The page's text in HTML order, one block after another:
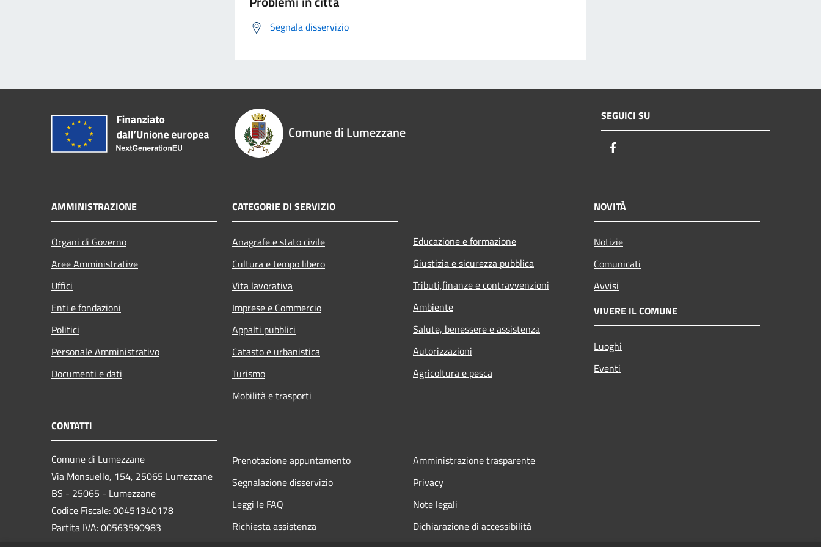
Segnala disservizio
Comune di Lumezzane
SEGUICI SU
AMMINISTRAZIONE
Organi di Governo
Aree Amministrative
Uffici
Enti e fondazioni
Politici
Personale Amministrativo
Documenti e dati
CATEGORIE DI SERVIZIO
Anagrafe e stato civile
Cultura e tempo libero
Vita lavorativa
Imprese e Commercio
Appalti pubblici
Catasto e urbanistica
Turismo
Mobilità e trasporti
Educazione e formazione
Giustizia e sicurezza pubblica
Tributi,finanze e contravvenzioni
Ambiente
Salute, benessere e assistenza
Autorizzazioni
Agricoltura e pesca
NOVITÀ
Notizie
Comunicati
Avvisi
VIVERE IL COMUNE
Luoghi
Eventi
CONTATTI
Comune di Lumezzane
Via Monsuello, 154, 25065 Lumezzane
BS - 25065 - Lumezzane
Codice Fiscale: 00451340178
Partita IVA: 00563590983
Prenotazione appuntamento
Segnalazione disservizio
Leggi le FAQ
Richiesta assistenza
Amministrazione trasparente
Privacy
Note legali
Dichiarazione di accessibilità